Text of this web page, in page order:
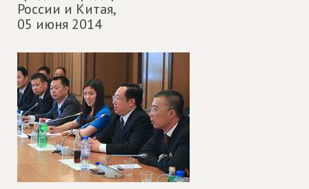
России и Китая,
05 июня 2014